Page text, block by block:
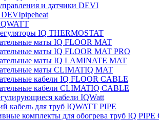
и датчики DEVI
IQ THERMOSTAT
маты IQ FLOOR MAT
маты IQ FLOOR MAT PRO
маты IQ LAMINATE MAT
маты CLIMATIQ MAT
кабели IQ FLOOR CABLE
кабели CLIMATIQ CABLE
кабели IQWatt
кабель для труб IQWATT PIPE
комплекты для обогрева труб IQ PIPE